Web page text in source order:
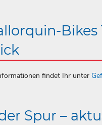
findet Ihr unter
Spur –